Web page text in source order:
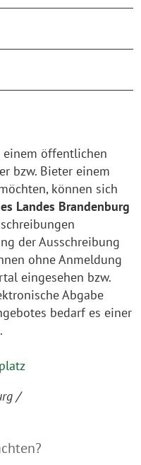
einem öffentlichen
bzw. Bieter einem
können sich
Landes Brandenburg
der Ausschreibung
ohne Anmeldung
eingesehen bzw.
Abgabe
bedarf es einer
/